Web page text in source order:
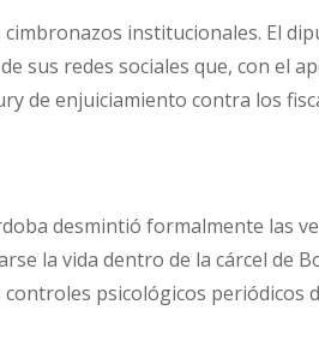
institucionales. El
sus redes sociales que, con el
de enjuiciamiento contra los
desmintió formalmente las
la vida dentro de la cárcel de
psicológicos periódicos